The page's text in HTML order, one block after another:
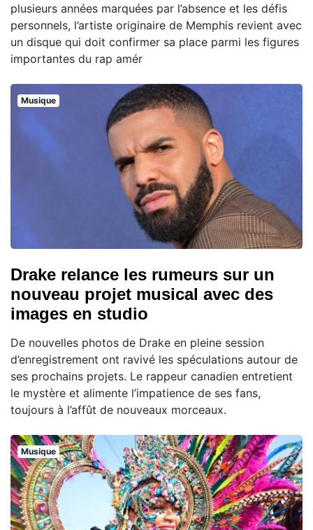
plusieurs années marquées par l’absence et les défis
personnels, l’artiste originaire de Memphis revient avec
un disque qui doit confirmer sa place parmi les figures
importantes du rap amér
Musique
Drake relance les rumeurs sur un
nouveau projet musical avec des
images en studio
De nouvelles photos de Drake en pleine session
d’enregistrement ont ravivé les spéculations autour de
ses prochains projets. Le rappeur canadien entretient
le mystère et alimente l’impatience de ses fans,
toujours à l’affût de nouveaux morceaux.
Musique